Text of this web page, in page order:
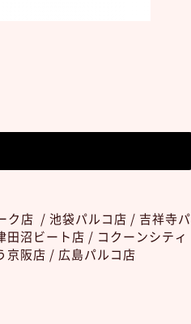
ク店 / 池袋パルコ店 / 吉祥寺パ
沼ビート店 / コクーンシティ
京阪店 / 広島パルコ店